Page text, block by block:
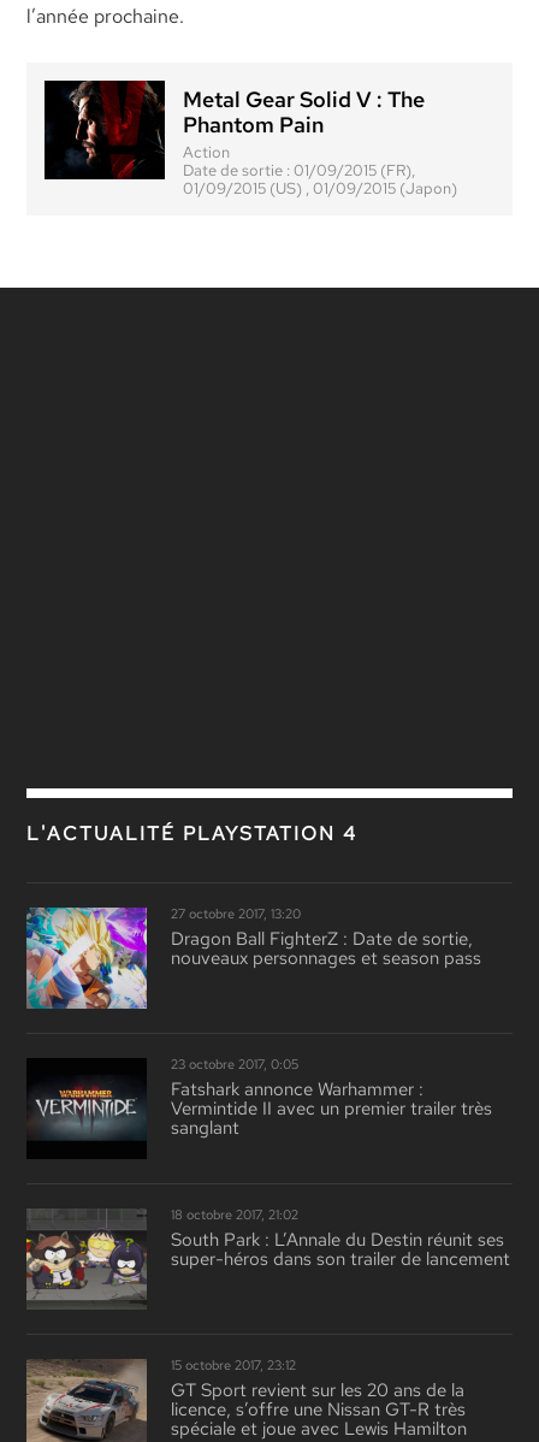
l’année prochaine.
Metal Gear Solid V : The
Phantom Pain
Action
Date de sortie :01/09/2015 (FR),
01/09/2015 (US) , 01/09/2015 (Japon)
L'ACTUALITÉ PLAYSTATION 4
27 octobre 2017, 13:20
Dragon Ball FighterZ : Date de sortie,
nouveaux personnages et season pass
23 octobre 2017, 0:05
Fatshark annonce Warhammer :
Vermintide II avec un premier trailer très
sanglant
18 octobre 2017, 21:02
South Park : L’Annale du Destin réunit ses
super-héros dans son trailer de lancement
15 octobre 2017, 23:12
GT Sport revient sur les 20 ans de la
licence, s’offre une Nissan GT-R très
spéciale et joue avec Lewis Hamilton